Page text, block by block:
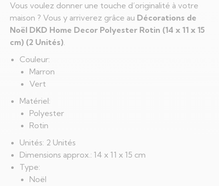
Vous voulez donner une touche d’originalité à votre
maison ? Vous y arriverez grâce au Décorations de
Noël DKD Home Decor Polyester Rotin (14 x 11 x 15
cm) (2 Unités).
Couleur:
Marron
Vert
Matériel:
Polyester
Rotin
Unités: 2 Unités
Dimensions approx.: 14 x 11 x 15 cm
Type:
Noël